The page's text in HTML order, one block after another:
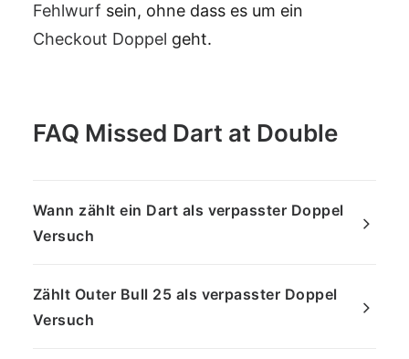
Fehlwurf sein, ohne dass es um ein
Checkout Doppel geht.
FAQ Missed Dart at Double
Wann zählt ein Dart als verpasster Doppel
Versuch
Zählt Outer Bull 25 als verpasster Doppel
Versuch